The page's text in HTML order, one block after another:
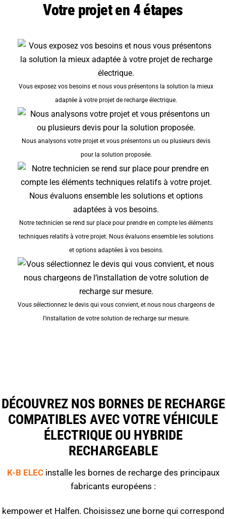
Votre projet en 4 étapes
Vous exposez vos besoins et nous vous présentons la solution la mieux
adaptée à votre projet de recharge électrique.
Nous analysons votre projet et vous présentons un ou plusieurs devis
pour la solution proposée.
Notre technicien se rend sur place pour prendre en compte les éléments
techniques relatifs à votre projet. Nous évaluons ensemble les solutions
et options adaptées à vos besoins.
Vous sélectionnez le devis qui vous convient, et nous nous chargeons de
l’installation de votre solution de recharge sur mesure.
DÉCOUVREZ NOS BORNES DE RECHARGE
COMPATIBLES AVEC VOTRE VÉHICULE
ÉLECTRIQUE OU HYBRIDE
RECHARGEABLE
K-B ELEC installe les bornes de recharge des principaux
fabricants européens :
kempower et Halfen. Choisissez une borne qui correspond